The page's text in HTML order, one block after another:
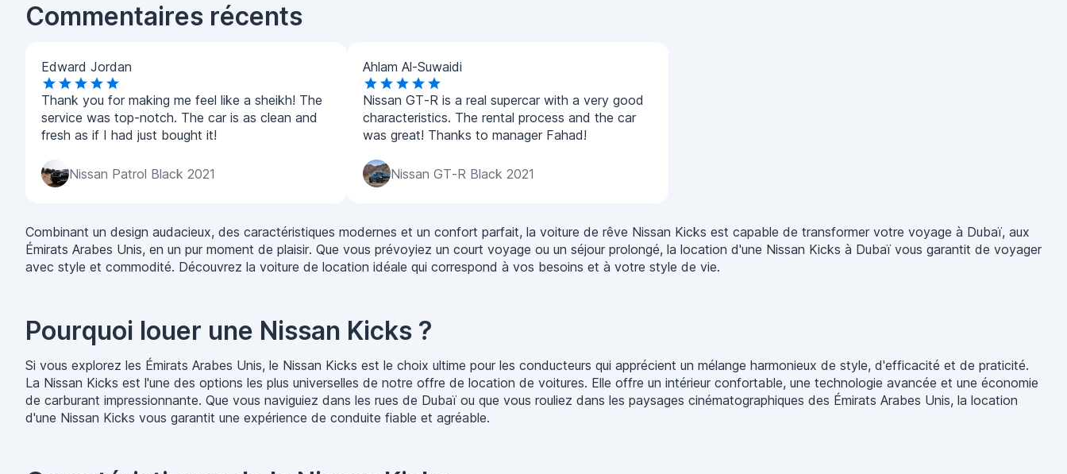
Commentaires récents
Edward Jordan
Thank you for making me feel like a sheikh! The
service was top-notch. The car is as clean and
fresh as if I had just bought it!
Nissan Patrol Black 2021
Ahlam Al-Suwaidi
Nissan GT-R is a real supercar with a very good
characteristics. The rental process and the car
was great! Thanks to manager Fahad!
Nissan GT-R Black 2021
Combinant un design audacieux, des caractéristiques modernes et un confort parfait, la voiture de rêve Nissan Kicks est capable de transformer votre voyage à Dubaï, aux
Émirats Arabes Unis, en un pur moment de plaisir. Que vous prévoyiez un court voyage ou un séjour prolongé, la location d'une Nissan Kicks à Dubaï vous garantit de voyager
avec style et commodité. Découvrez la voiture de location idéale qui correspond à vos besoins et à votre style de vie.
Pourquoi louer une Nissan Kicks ?
Si vous explorez les Émirats Arabes Unis, le Nissan Kicks est le choix ultime pour les conducteurs qui apprécient un mélange harmonieux de style, d'efficacité et de praticité.
La Nissan Kicks est l'une des options les plus universelles de notre offre de location de voitures. Elle offre un intérieur confortable, une technologie avancée et une économie
de carburant impressionnante. Que vous naviguiez dans les rues de Dubaï ou que vous rouliez dans les paysages cinématographiques des Émirats Arabes Unis, la location
d'une Nissan Kicks vous garantit une expérience de conduite fiable et agréable.